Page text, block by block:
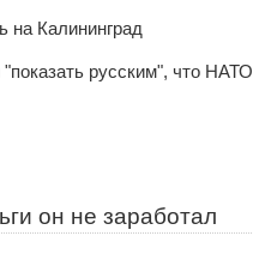
русским", что НАТО
он не заработал